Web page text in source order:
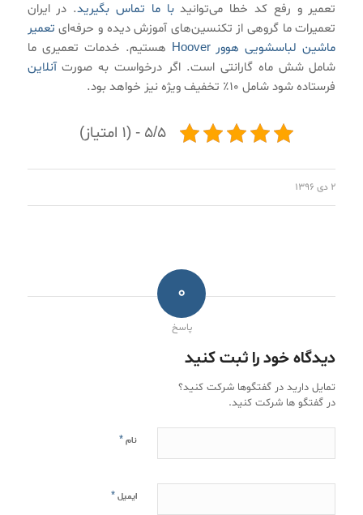
تعمیر و رفع کد خطا می‌توانیدبا ما تماس بگیرید. در ایران
تعمیرات ما گروهی از تکنسین‌های آموزش دیده و حرفه‌ای تعمیر
ماشین لباسشویی هوور Hoover
هستیم. خدمات تعمیری ما
شامل شش ماه گارانتی است. اگر درخواست به صورتآنلاین
فرستاده شود شامل ۱۰٪ تخفیف ویژه نیز خواهد بود.
۵/۵ - (۱ امتیاز)
۲ دی ۱۳۹۶
0
پاسخ
دیدگاه خود را ثبت کنید
تمایل دارید در گفتگوها شرکت کنید؟
در گفتگو ها شرکت کنید.
نام *
ایمیل *